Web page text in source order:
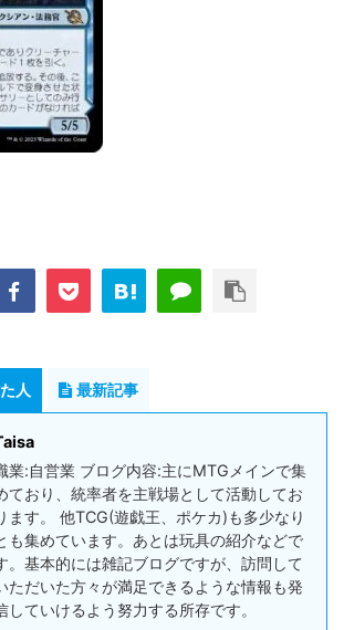
人 最新記事
業:自営業 ブログ内容:主にMTGメインで集
ており、統率者を主戦場として活動してお
ます。 他TCG(遊戯王、ポケカ)も多少なり
も集めています。あとは玩具の紹介などで
。基本的には雑記ブログですが、訪問して
ただいた方々が満足できるような情報も発
していけるよう努力する所存です。